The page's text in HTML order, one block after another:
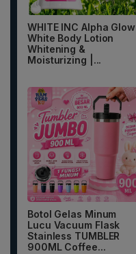
WHITE INC Alpha Glow
White Body Lotion
Whitening &
Moisturizing |...
Botol Gelas Minum
Lucu Vacuum Flask
Stainless TUMBLER
900ML Coffee...